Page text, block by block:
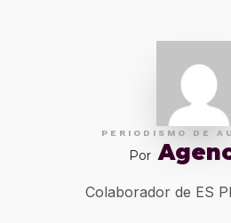
PERIODISMO DE
Por
Colaborador de ES